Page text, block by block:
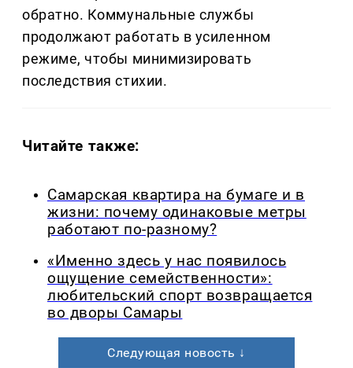
обратно. Коммунальные службы
продолжают работать в усиленном
режиме, чтобы минимизировать
последствия стихии.
Читайте также:
Самарская квартира на бумаге и в
жизни: почему одинаковые метры
работают по-разному?
«Именно здесь у нас появилось
ощущение семейственности»:
любительский спорт возвращается
во дворы Самары
Следующая новость ↓